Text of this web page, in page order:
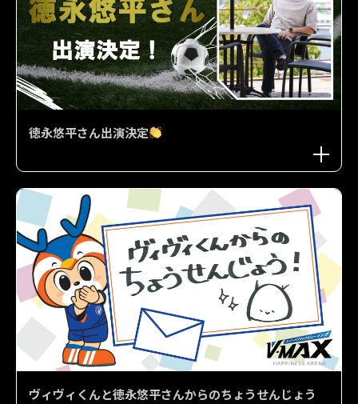
徳永悠平さん出演決定
ヴィヴィくんと徳永悠平さんからのちょうせんじょう